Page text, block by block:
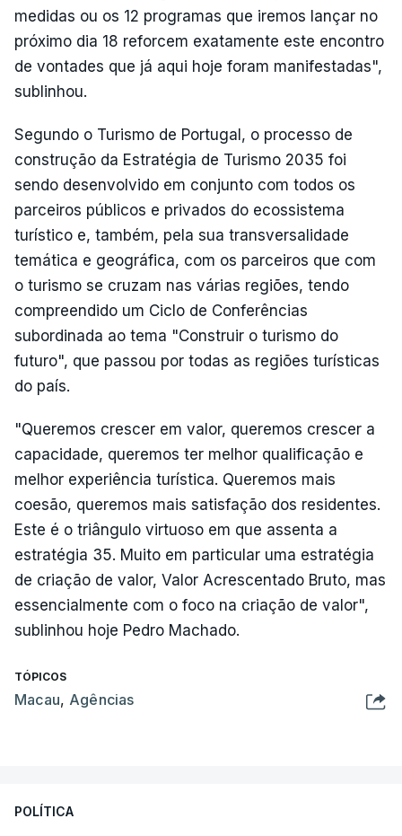
medidas ou os 12 programas que iremos lançar no
próximo dia 18 reforcem exatamente este encontro
de vontades que já aqui hoje foram manifestadas",
sublinhou.
Segundo o Turismo de Portugal, o processo de
construção da Estratégia de Turismo 2035 foi
sendo desenvolvido em conjunto com todos os
parceiros públicos e privados do ecossistema
turístico e, também, pela sua transversalidade
temática e geográfica, com os parceiros que com
o turismo se cruzam nas várias regiões, tendo
compreendido um Ciclo de Conferências
subordinada ao tema "Construir o turismo do
futuro", que passou por todas as regiões turísticas
do país.
"Queremos crescer em valor, queremos crescer a
capacidade, queremos ter melhor qualificação e
melhor experiência turística. Queremos mais
coesão, queremos mais satisfação dos residentes.
Este é o triângulo virtuoso em que assenta a
estratégia 35. Muito em particular uma estratégia
de criação de valor, Valor Acrescentado Bruto, mas
essencialmente com o foco na criação de valor",
sublinhou hoje Pedro Machado.
TÓPICOS
Macau, Agências
POLÍTICA